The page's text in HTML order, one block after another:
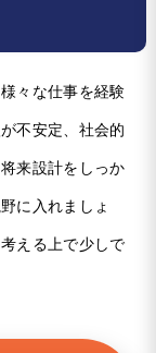
々な仕事を経験
不安定、社会的
来設計をしっか
に入れましょ
える上で少しで